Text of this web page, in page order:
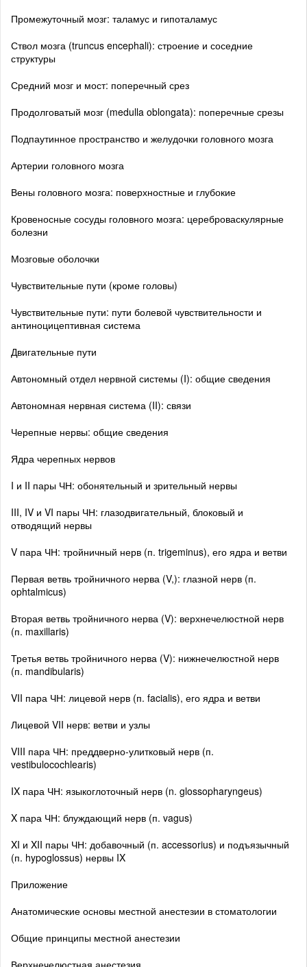
Промежуточный мозг: таламус и гипоталамус
Ствол мозга (truncus encephali): строение и соседние
структуры
Средний мозг и мост: поперечный срез
Продолговатый мозг (medulla oblongata): поперечные срезы
Подпаутинное пространство и желудочки головного мозга
Артерии головного мозга
Вены головного мозга: поверхностные и глубокие
Кровеносные сосуды головного мозга: цереброваскулярные
болезни
Мозговые оболочки
Чувствительные пути (кроме головы)
Чувствительные пути: пути болевой чувствительности и
антиноцицептивная система
Двигательные пути
Автономный отдел нервной системы (I): общие сведения
Автономная нервная система (II): связи
Черепные нервы: общие сведения
Ядра черепных нервов
I и II пары ЧН: обонятельный и зрительный нервы
III, IV и VI пары ЧН: глазодвигательный, блоковый и
отводящий нервы
V пара ЧН: тройничный нерв (п. trigeminus), его ядра и ветви
Первая ветвь тройничного нерва (V,): глазной нерв (п.
ophtalmicus)
Вторая ветвь тройничного нерва (V): верхнечелюстной нерв
(п. maxillaris)
Третья ветвь тройничного нерва (V): нижнечелюстной нерв
(п. mandibularis)
VII пара ЧН: лицевой нерв (п. facialis), его ядра и ветви
Лицевой VII нерв: ветви и узлы
VIII пара ЧН: преддверно-улитковый нерв (п.
vestibulocochlearis)
IX пара ЧН: языкоглоточный нерв (n. glossopharyngeus)
X пара ЧН: блуждающий нерв (п. vagus)
XI и XII пары ЧН: добавочный (п. accessorius) и подъязычный
(п. hypoglossus) нервы IX
Приложение
Анатомические основы местной анестезии в стоматологии
Общие принципы местной анестезии